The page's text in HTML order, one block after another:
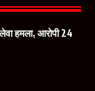
हमला, आरोपी 24